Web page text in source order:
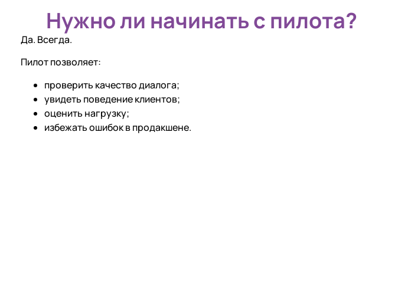
Нужно ли начинать с пилота?
Да. Всегда.
Пилот позволяет:
проверить качество диалога;
увидеть поведение клиентов;
оценить нагрузку;
избежать ошибок в продакшене.